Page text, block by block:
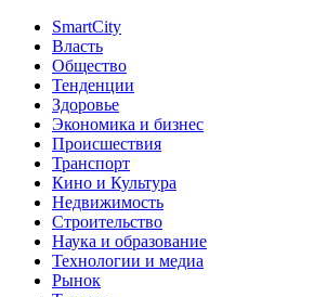
SmartCity
Власть
Общество
Тенденции
Здоровье
Экономика и бизнес
Происшествия
Транспорт
Кино и Культура
Недвижимость
Строительство
Наука и образование
Технологии и медиа
Рынок